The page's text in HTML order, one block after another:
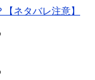
ネタバレ注意】